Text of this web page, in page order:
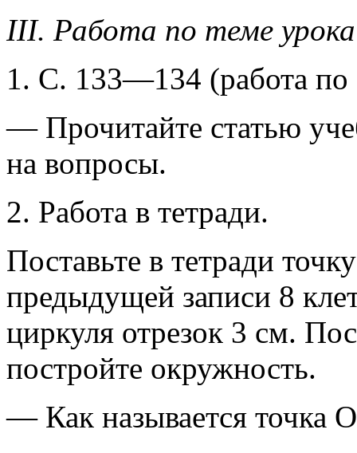
III. Работа по теме урока
1. С. 133—134 (работа по
— Прочитайте статью
на вопросы.
2. Работа в тетради.
Поставьте в тетради
предыдущей записи 8
циркуля отрезок 3 см.
постройте окружность.
— Как называется точка